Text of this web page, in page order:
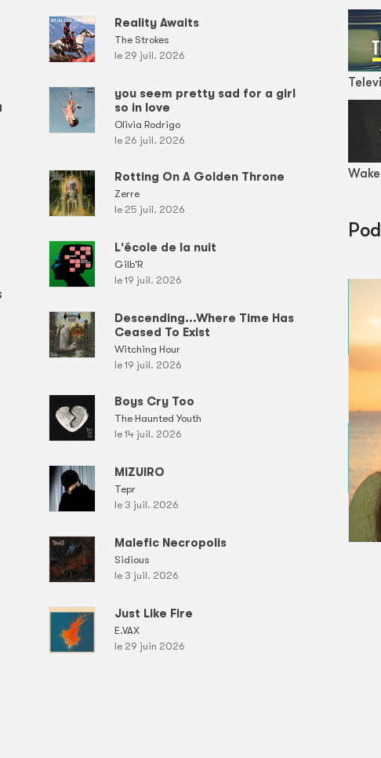
Reality Awaits
The Strokes
le 29 juil. 2026
you seem pretty sad for a girl
so in love
Olivia Rodrigo
le 26 juil. 2026
Rotting On A Golden Throne
Zerre
le 25 juil. 2026
L'école de la nuit
Gilb'R
le 19 juil. 2026
Descending...Where Time Has
Ceased To Exist
Witching Hour
le 19 juil. 2026
Boys Cry Too
The Haunted Youth
le 14 juil. 2026
MIZUIRO
Tepr
le 3 juil. 2026
Malefic Necropolis
Sidious
le 3 juil. 2026
Just Like Fire
E.VAX
le 29 juin 2026